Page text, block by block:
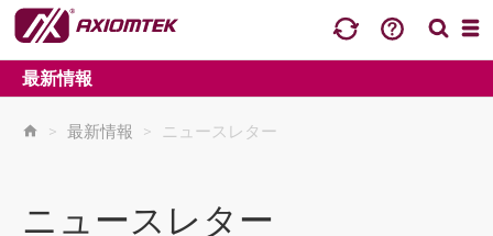
最新情報
> 最新情報 > ニュースレター
ニュースレター